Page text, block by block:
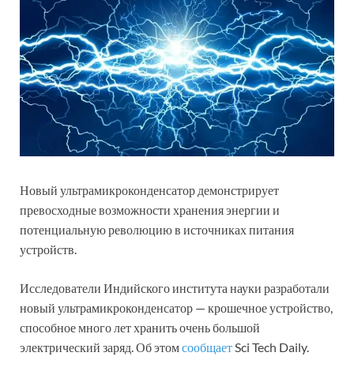
Новый ультрамикроконденсатор демонстрирует
превосходные возможности хранения энергии и
потенциальную революцию в источниках питания
устройств.
Исследователи Индийского института науки разработали
новый ультрамикроконденсатор — крошечное устройство,
способное много лет хранить очень большой
электрический заряд. Об этомсообщаетSci Tech Daily.